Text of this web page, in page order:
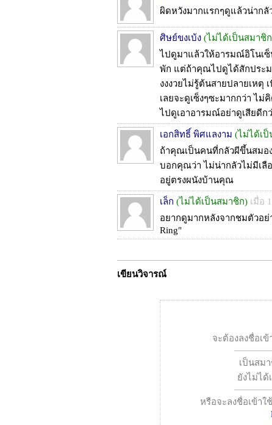
ผิดหวังมากแรกๆดูแล้วน่ากลั
ศิษย์ขงเบ้ง (ไม่ได้เป็นสมาชิ
ไปดูมาแล้วให้อารมณ์อิโนเซ็
พัก แต่ถ้าคุณไปดูได้สักประม
งงงวยไม่รู้ต้นสายปลายเหตุ
เลยจะดูเซ็งๆซะมากกว่า ไม่
ไปดูเอาอารมณ์อย่าดูเสียดีก
เอกสิทธิ์ พิศแลงาม (ไม่ได้เ
ถ้าคุณเป็นคนที่กลัวผีขึ้นสมอ
บอกคุณว่า ไม่น่ากลัวไม่มีเลื
อยู่ตรงผนังบ้านคุณ
เล็ก (ไม่ได้เป็นสมาชิก) เมื่อ
อยากดูมากหลังจากชมตัวอ
Ring"
เขียนวิจารณ์
จะต้องลงชื่อเ
เป็นสม
ยังไม่ได้
หรือจะลงชื่อเข้าใ